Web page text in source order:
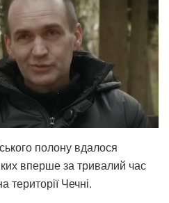
полону вдалося
вперше за тривалий час
території Чечні.